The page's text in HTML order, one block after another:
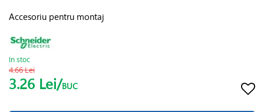
Accesoriu pentru montaj
In stoc
4.66 Lei
3.26 Lei/BUC